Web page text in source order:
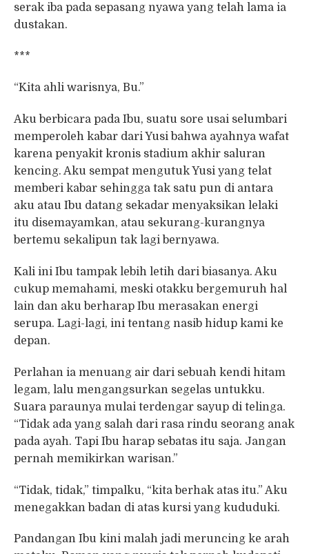
serak iba pada sepasang nyawa yang telah lama ia
dustakan.
***
“Kita ahli warisnya, Bu.”
Aku berbicara pada Ibu, suatu sore usai selumbari
memperoleh kabar dari Yusi bahwa ayahnya wafat
karena penyakit kronis stadium akhir saluran
kencing. Aku sempat mengutuk Yusi yang telat
memberi kabar sehingga tak satu pun di antara
aku atau Ibu datang sekadar menyaksikan lelaki
itu disemayamkan, atau sekurang-kurangnya
bertemu sekalipun tak lagi bernyawa.
Kali ini Ibu tampak lebih letih dari biasanya. Aku
cukup memahami, meski otakku bergemuruh hal
lain dan aku berharap Ibu merasakan energi
serupa. Lagi-lagi, ini tentang nasib hidup kami ke
depan.
Perlahan ia menuang air dari sebuah kendi hitam
legam, lalu mengangsurkan segelas untukku.
Suara paraunya mulai terdengar sayup di telinga.
“Tidak ada yang salah dari rasa rindu seorang anak
pada ayah. Tapi Ibu harap sebatas itu saja. Jangan
pernah memikirkan warisan.”
“Tidak, tidak,” timpalku, “kita berhak atas itu.” Aku
menegakkan badan di atas kursi yang kududuki.
Pandangan Ibu kini malah jadi meruncing ke arah